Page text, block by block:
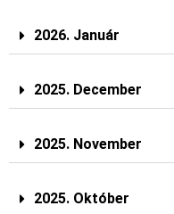
2026. Január
2025. December
2025. November
2025. Október